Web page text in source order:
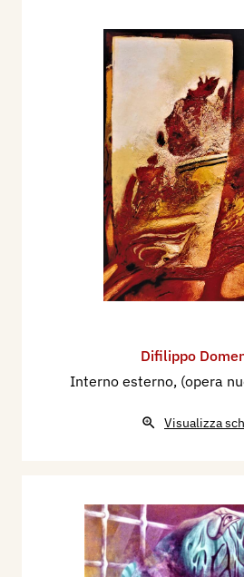
Difilippo
Interno esterno, (opera
Visualizza